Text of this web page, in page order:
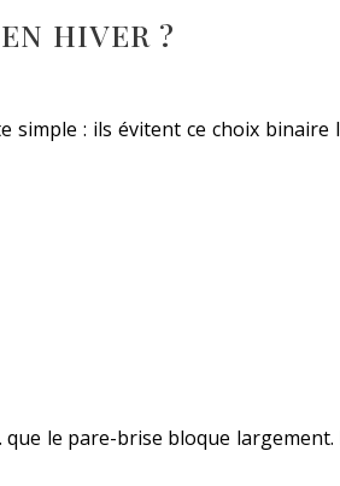
HIVER ?
: ils évitent ce choix binaire
le pare-brise bloque